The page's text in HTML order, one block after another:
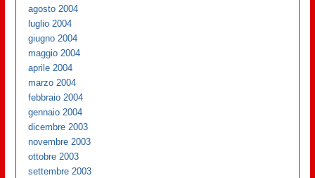
agosto 2004
luglio 2004
giugno 2004
maggio 2004
aprile 2004
marzo 2004
febbraio 2004
gennaio 2004
dicembre 2003
novembre 2003
ottobre 2003
settembre 2003